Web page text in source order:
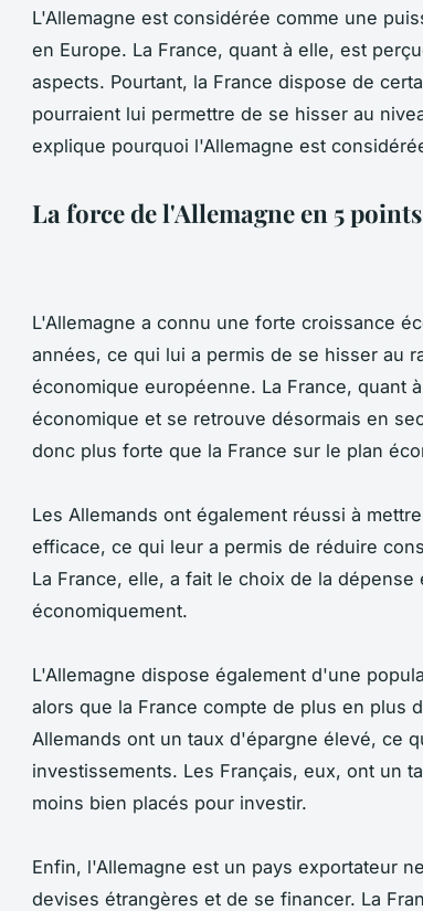
L'Allemagne est considérée comme une
en Europe. La France, quant à elle, est
aspects. Pourtant, la France dispose de
pourraient lui permettre de se hisser au
explique pourquoi l'Allemagne est
La force de l'Allemagne en 5 points
L'Allemagne a connu une forte croissance
années, ce qui lui a permis de se hisser au
économique européenne. La France, quant
économique et se retrouve désormais en
donc plus forte que la France sur le plan
Les Allemands ont également réussi à
efficace, ce qui leur a permis de réduire
La France, elle, a fait le choix de la
économiquement.
L'Allemagne dispose également d'une
alors que la France compte de plus en plus
Allemands ont un taux d'épargne élevé, ce
investissements. Les Français, eux, ont un
moins bien placés pour investir.
Enfin, l'Allemagne est un pays exportateur
devises étrangères et de se financer. La